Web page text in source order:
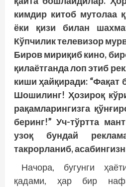
кимдир китоб мутолаа
ёки қизи билан
Кўпчилик телевизор
Биров мириқиб кино,
қилаётганда лоп этиб
киши ҳайқиради: “Фақат
Шошилинг! Ҳозироқ
рақамларингизга
беринг!” Уч-тўртта
узоқ бундай
такрорланиб,
Начора, бугунги
қадами, ҳар бир